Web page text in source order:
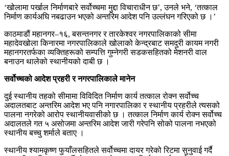
‘खोलामा पर्खाल निर्माणबारे सर्वोच्चमा मुद्दा विचाराधीन छ’, उनले भने, ‘तत्काल
निर्माण कार्यअघि नबढाउन भएको अन्तरिम आदेश पनि उल्लंघन गरिएको छ ।’
काठमाडौं महानगर–१६, बसन्तनगर र तारकेश्वर नगरपालिकाको सीमा
महादेवखोला किनारमा नगरपालिकाले खोलाको केन्द्रबाट समदुरी कायम नगरी
महानगरतर्फका व्यक्तिहरूको सम्पत्ति गुम्नेगरी सडकसहितको मेशनरी वाल
बनाउन थालेको स्थानीयको दाबी छ ।
सर्वोच्चको आदेश प्रहरी र नगरपालिकाले मानेन
दुई स्थानीय तहको सीमामा विविदित निर्माण कार्य तत्काल रोक्न सर्वोच्च
अदालतबाट अन्तरिम आदेश भए पनि नगारपालिका र स्थानीय प्रहरीले त्यसको
पालना नगरेको आरोप स्थानीयवासीको छ । तत्काल निर्माण कार्य रोक्न सर्वोच्च
अदालतले गत ५ असोजमा अन्तरिम आदेश जारी गरेपनि सोको पालना नभएको
स्थानीय बच्चु शर्माले बताए ।
स्थानीय श्यामकृष्ण फुयाँलसहितले सर्वोच्चमा दायर गरेको रिटमा सुनुवाई गर्दै